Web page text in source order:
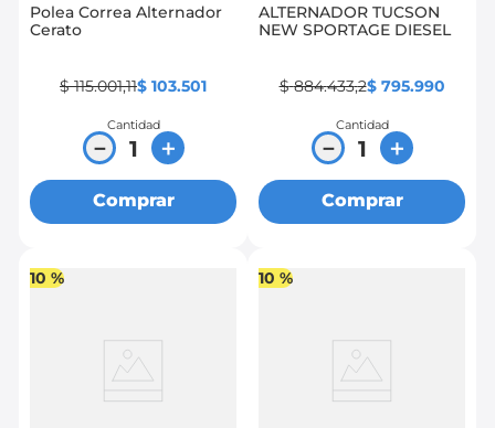
Polea Correa Alternador
Cerato
$ 115.001,11$ 103.501
Cantidad
＋
－
Comprar
ALTERNADOR TUCSON
NEW SPORTAGE DIESEL
$ 884.433,2$ 795.990
Cantidad
＋
－
Comprar
10 % 10 %